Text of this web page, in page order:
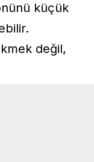
küçük
değil,